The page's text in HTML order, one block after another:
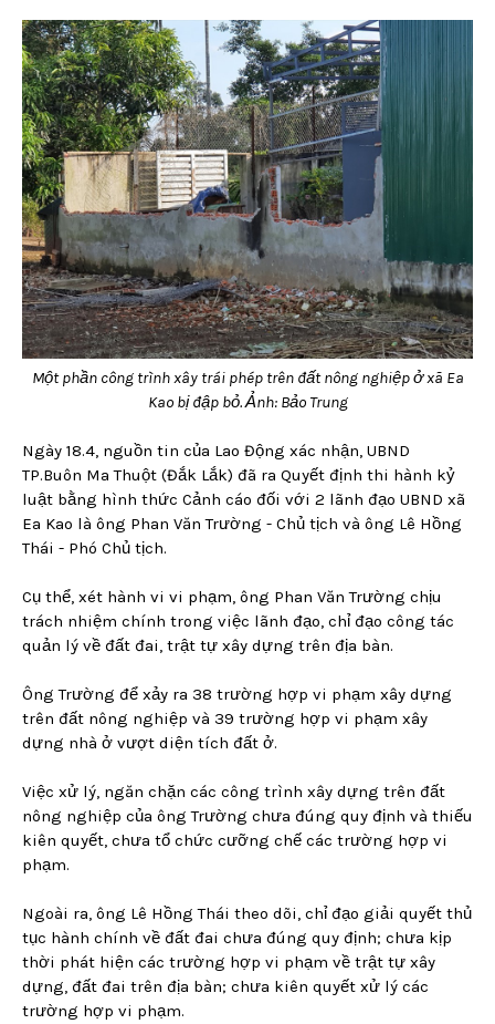
Một phần công trình xây trái phép trên đất nông nghiệp ở xã Ea
Kao bị đập bỏ. Ảnh: Bảo Trung
Ngày 18.4, nguồn tin của Lao Động xác nhận, UBND
TP.Buôn Ma Thuột (Đắk Lắk) đã ra Quyết định thi hành kỷ
luật bằng hình thức Cảnh cáo đối với 2 lãnh đạo UBND xã
Ea Kao là ông Phan Văn Trường - Chủ tịch và ông Lê Hồng
Thái - Phó Chủ tịch.
Cụ thể, xét hành vi vi phạm, ông Phan Văn Trường chịu
trách nhiệm chính trong việc lãnh đạo, chỉ đạo công tác
quản lý về đất đai, trật tự xây dựng trên địa bàn.
Ông Trường để xảy ra 38 trường hợp vi phạm xây dựng
trên đất nông nghiệp và 39 trường hợp vi phạm xây
dựng nhà ở vượt diện tích đất ở.
Việc xử lý, ngăn chặn các công trình xây dựng trên đất
nông nghiệp của ông Trường chưa đúng quy định và thiếu
kiên quyết, chưa tổ chức cưỡng chế các trường hợp vi
phạm.
Ngoài ra, ông Lê Hồng Thái theo dõi, chỉ đạo giải quyết thủ
tục hành chính về đất đai chưa đúng quy định; chưa kịp
thời phát hiện các trường hợp vi phạm về trật tự xây
dựng, đất đai trên địa bàn; chưa kiên quyết xử lý các
trường hợp vi phạm.